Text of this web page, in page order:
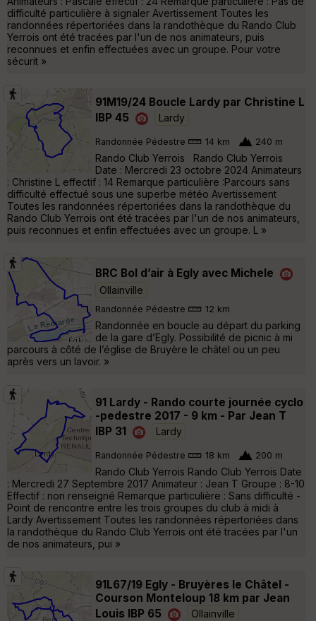
difficulté particulière à signaler Avertissement Toutes les
randonnées répertoriées dans la randothèque du Rando Club
Yerrois ont été tracées par l'un de nos animateurs, puis
reconnues et enfin effectuées avec un groupe. Pour votre
sécurit »
91M19/24 Boucle Lardy par Christine L
IBP 45
Lardy
Randonnée Pédestre 14 km 240 m
Rando Club Yerrois Rando Club Yerrois
Date : Mercredi 23 octobre 2024 Animateurs
: Christine L effectif : 14 Remarque particulière :Parcours sans
difficulté effectué sous une superbe météo Avertissement
Toutes les randonnées répertoriées dans la randothèque du
Rando Club Yerrois ont été tracées par l'un de nos animateurs,
puis reconnues et enfin effectuées avec un groupe. L »
BRC Bol d’air à Egly avec Michele
Ollainville
Randonnée Pédestre 12 km
Randonnée en boucle au départ du parking
de la gare d’Egly. Possibilité de picnic à mi
parcours à côté de l’église de Bruyère le châtel ou un peu
après vers un lavoir. »
91 Lardy - Rando courte journée cyclo
-pedestre 2017 - 9 km - Par Jean T
IBP 31
Lardy
Randonnée Pédestre 18 km 200 m
Rando Club Yerrois Rando Club Yerrois Date
: Mercredi 27 Septembre 2017 Animateur : Jean T Groupe : 8-10
Effectif : non renseigné Remarque particulière : Sans difficulté -
Point de rencontre entre les trois groupes du club à midi à
Lardy Avertissement Toutes les randonnées répertoriées dans
la randothèque du Rando Club Yerrois ont été tracées par l'un
de nos animateurs, pui »
91L67/19 Egly - Bruyères le Châtel -
Courson Monteloup 18 km par Jean
Louis IBP 65
Ollainville